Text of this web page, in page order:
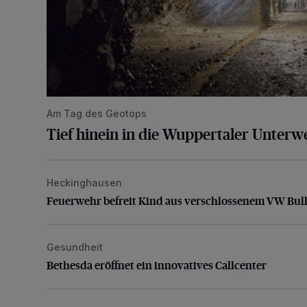
Am Tag des Geotops
Tief hinein in die Wuppertaler
Feuerwehr befreit Kind aus verschlossenem VW Bulli
Heckinghausen
Feuerwehr befreit Kind aus verschlossenem VW
Bethesda eröffnet ein innovatives Callcenter
Gesundheit
Bethesda eröffnet ein innovatives Callcenter